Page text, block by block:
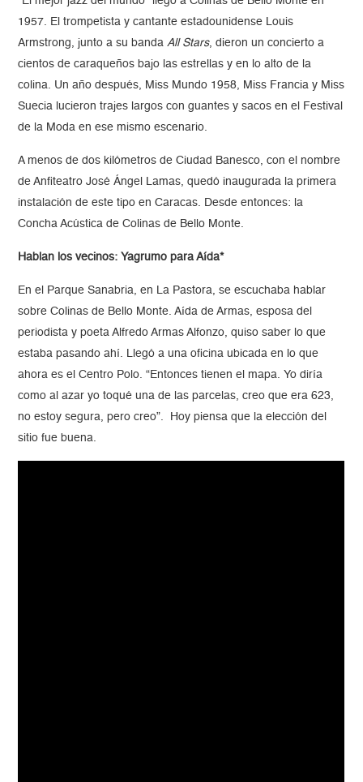
1957. El trompetista y cantante estadounidense Louis
Armstrong, junto a su bandaAll Stars, dieron un concierto a
cientos de caraqueños bajo las estrellas y en lo alto de la
colina. Un año después, Miss Mundo 1958, Miss Francia y Miss
Suecia lucieron trajes largos con guantes y sacos en el Festival
de la Moda en ese mismo escenario.
A menos de dos kilómetros de Ciudad Banesco, con el nombre
de Anfiteatro José Ángel Lamas, quedó inaugurada la primera
instalación de este tipo en Caracas. Desde entonces: la
Concha Acústica de Colinas de Bello Monte.
Hablan los vecinos: Yagrumo para Aída*
En el Parque Sanabria, en La Pastora, se escuchaba hablar
sobre Colinas de Bello Monte. Aída de Armas, esposa del
periodista y poeta Alfredo Armas Alfonzo, quiso saber lo que
estaba pasando ahí. Llegó a una oficina ubicada en lo que
ahora es el Centro Polo. “Entonces tienen el mapa. Yo diría
como al azar yo toqué una de las parcelas, creo que era 623,
no estoy segura, pero creo”. Hoy piensa que la elección del
sitio fue buena.